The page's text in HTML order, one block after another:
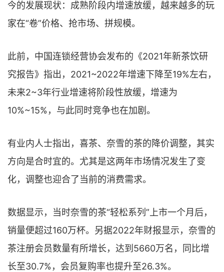
今的发展现状：成熟阶段内增速放缓，越来越多的玩
家在“卷”价格、抢市场、拼规模。
此前，中国连锁经营协会发布的《2021年新茶饮研
究报告》指出，2021~2022年增速下降至19%左右，
未来2~3年行业增速将阶段性放缓，增速为
10%~15%，与此同时竞争也在加剧。
有业内人士指出，喜茶、奈雪的茶的降价调整，其实
方向是合时宜的。尤其是这两年市场情况发生了变
化，调整也迎合了当前的消费需求。
数据显示，当时奈雪的茶“轻松系列”上市一个月后，
销量便超过160万杯。另据2022年财报显示，奈雪的
茶注册会员数量有所增长，达到5660万名，同比增
长至30.7%，会员复购率也提升至26.3%。